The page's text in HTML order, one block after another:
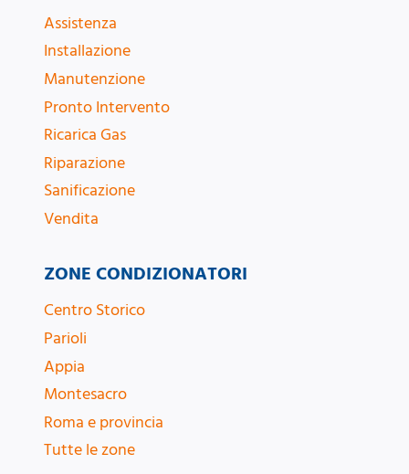
ZONE CONDIZIONATORI
Centro Storico
Parioli
Appia
Montesacro
Roma e provincia
Tutte le zone
Assistenza
Installazione
Manutenzione
Pronto Intervento
Ricarica Gas
Riparazione
Sanificazione
Vendita